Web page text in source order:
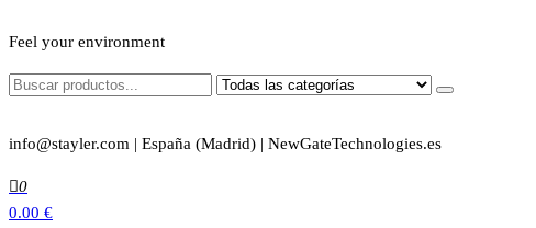
Feel your environment
info@stayler.com | España (Madrid) | NewGateTechnologies.es
0
0.00 €